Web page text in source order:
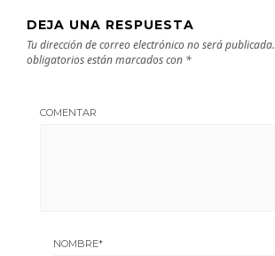
DEJA UNA RESPUESTA
Tu dirección de correo electrónico no será publicada.
obligatorios están marcados con *
COMENTAR
NOMBRE*